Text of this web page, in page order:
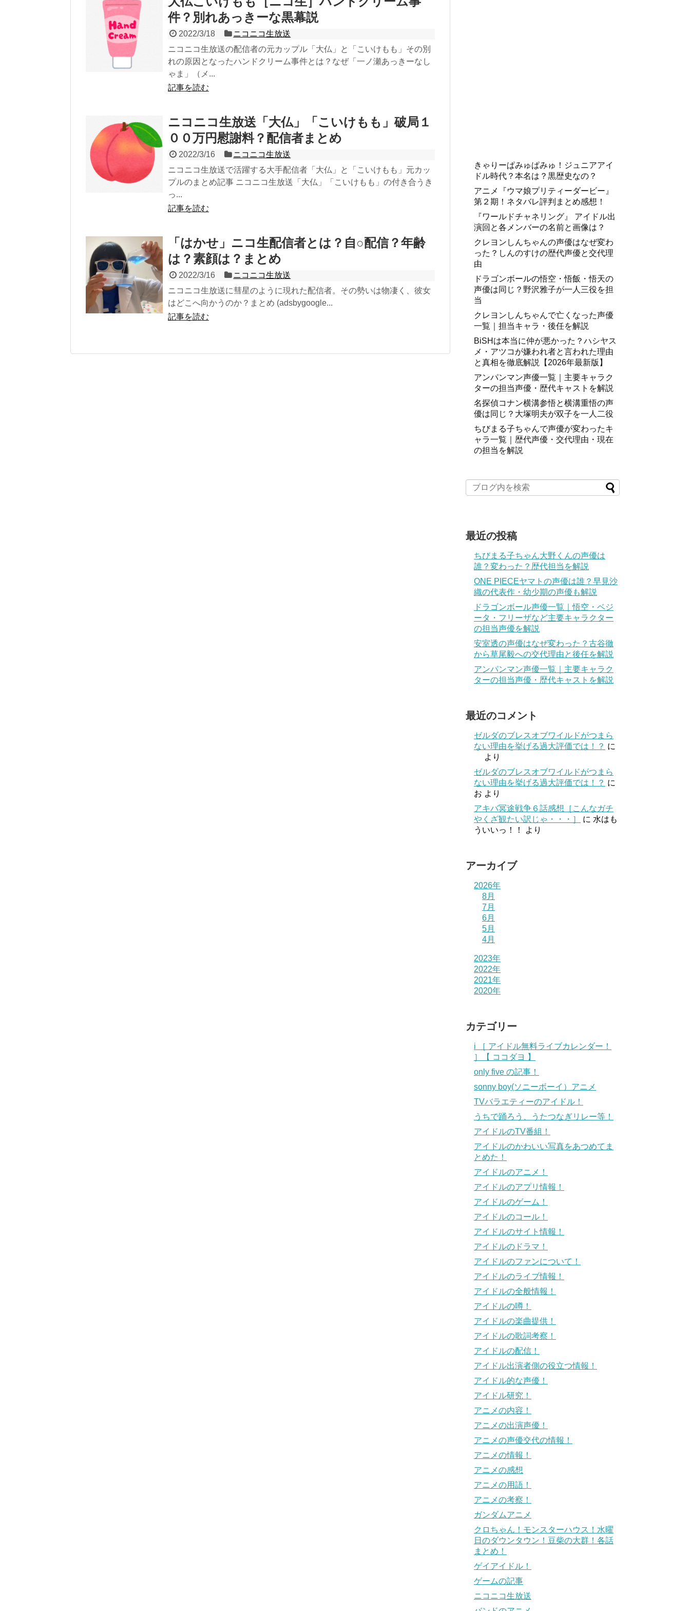
件？別れあっきーな黒幕説
2022/3/18
ニコニコ生放送
ニコニコ生放送の配信者の元カップル「大仏」と「こいけもも」その別
れの原因となったハンドクリーム事件とは？なぜ「一ノ瀬あっきーなし
ゃま」（メ...
記事を読む
ニコニコ生放送「大仏」「こいけもも」破局１
００万円慰謝料？配信者まとめ
2022/3/16
ニコニコ生放送
ニコニコ生放送で活躍する大手配信者「大仏」と「こいけもも」元カッ
プルのまとめ記事 ニコニコ生放送「大仏」「こいけもも」の付き合うき
っ...
記事を読む
「はかせ」ニコ生配信者とは？自○配信？年齢
は？素顔は？まとめ
2022/3/16
ニコニコ生放送
ニコニコ生放送に彗星のように現れた配信者。その勢いは物凄く、彼女
はどこへ向かうのか？まとめ (adsbygoogle...
記事を読む
きゃりーぱみゅぱみゅ！ジュニアアイ
ドル時代？本名は？黒歴史なの？
アニメ『ウマ娘プリティーダービー』
第２期！ネタバレ評判まとめ感想！
『ワールドチャネリング』 アイドル出
演回と各メンバーの名前と画像は？
クレヨンしんちゃんの声優はなぜ変わ
った？しんのすけの歴代声優と交代理
由
ドラゴンボールの悟空・悟飯・悟天の
声優は同じ？野沢雅子が一人三役を担
当
クレヨンしんちゃんで亡くなった声優
一覧｜担当キャラ・後任を解説
BiSHは本当に仲が悪かった？ハシヤス
メ・アツコが嫌われ者と言われた理由
と真相を徹底解説【2026年最新版】
アンパンマン声優一覧｜主要キャラク
ターの担当声優・歴代キャストを解説
名探偵コナン横溝参悟と横溝重悟の声
優は同じ？大塚明夫が双子を一人二役
ちびまる子ちゃんで声優が変わったキ
ャラ一覧｜歴代声優・交代理由・現在
の担当を解説
最近の投稿
ちびまる子ちゃん大野くんの声優は
誰？変わった？歴代担当を解説
ONE PIECEヤマトの声優は誰？早見沙
織の代表作・幼少期の声優も解説
ドラゴンボール声優一覧｜悟空・ベジ
ータ・フリーザなど主要キャラクター
の担当声優を解説
安室透の声優はなぜ変わった？古谷徹
から草尾毅への交代理由と後任を解説
アンパンマン声優一覧｜主要キャラク
ターの担当声優・歴代キャストを解説
最近のコメント
ゼルダのブレスオブワイルドがつまら
ない理由を挙げる過大評価では！？ に
より
ゼルダのブレスオブワイルドがつまら
ない理由を挙げる過大評価では！？ に
お より
アキバ冥途戦争６話感想［こんなガチ
やくざ観たい訳じゃ・・・］
に 水はも
ういいっ！！
より
アーカイブ
2026年
8月
7月
6月
5月
4月
2023年
2022年
2021年
2020年
カテゴリー
i ［ アイドル無料ライブカレンダー！
］【 ココダヨ 】
only five の記事！
sonny boy(ソニーボーイ）アニメ
TVバラエティーのアイドル！
うちで踊ろう、うたつなぎリレー等！
アイドルのTV番組！
アイドルのかわいい写真をあつめてま
とめた！
アイドルのアニメ！
アイドルのアプリ情報！
アイドルのゲーム！
アイドルのコール！
アイドルのサイト情報！
アイドルのドラマ！
アイドルのファンについて！
アイドルのライブ情報！
アイドルの全般情報！
アイドルの噂！
アイドルの楽曲提供！
アイドルの歌詞考察！
アイドルの配信！
アイドル出演者側の役立つ情報！
アイドル的な声優！
アイドル研究！
アニメの内容！
アニメの出演声優！
アニメの声優交代の情報！
アニメの情報！
アニメの感想
アニメの用語！
アニメの考察！
ガンダムアニメ
クロちゃん！モンスターハウス！水曜
日のダウンタウン！豆柴の大群！各話
まとめ！
ゲイアイドル！
ゲームの記事
ニコニコ生放送